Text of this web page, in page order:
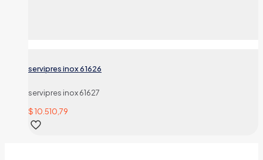
servipres inox 61626
servipres inox 61627
$10.510,79